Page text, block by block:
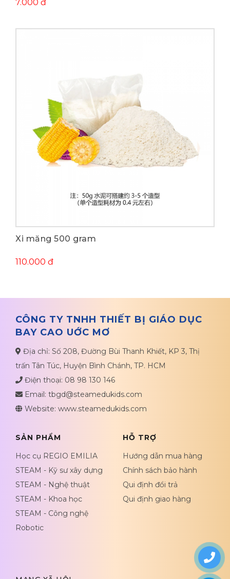
7.000 đ
Xi măng 500 gram
110.000 đ
CÔNG TY TNHH THIẾT BỊ GIÁO DỤC
BAY CAO UỚC MƠ
Địa chỉ: Số 208, Đường Bùi Thanh Khiết, KP 3, Thị
trấn Tân Túc, Huyện Bình Chánh, TP. HCM
Điện thoại: 08 98 130 146
Email: tbgd@steamedukids.com
Website: www.steamedukids.com
SẢN PHẨM
Học cụ REGIO EMILIA
STEAM - Kỹ sư xây dựng
STEAM - Nghệ thuật
STEAM - Khoa học
STEAM - Công nghệ
Robotic
HỖ TRỢ
Hướng dẫn mua hàng
Chính sách bảo hành
Qui định đổi trả
Qui định giao hàng